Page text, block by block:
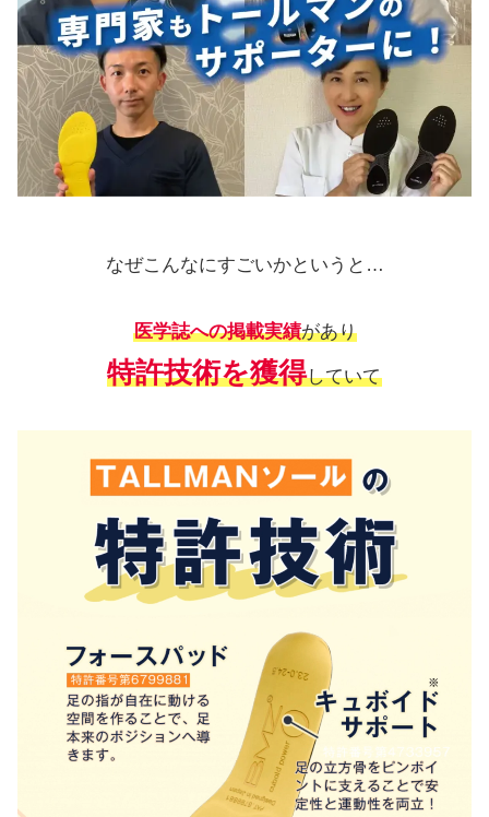
なぜこんなにすごいかというと…
医学誌への掲載実績があり
特許技術を獲得していて